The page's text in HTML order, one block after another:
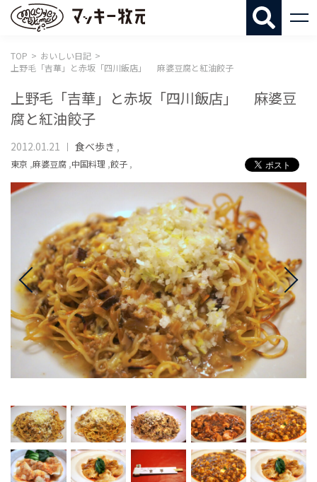
TOP
おいしい日記
上野毛「吉華」と赤坂「四川飯店」 麻婆豆腐と紅油餃子
上野毛「吉華」と赤坂「四川飯店」 麻婆豆
腐と紅油餃子
2012.01.21 食べ歩き ,
東京 ,麻婆豆腐 ,中国料理 ,餃子 ,